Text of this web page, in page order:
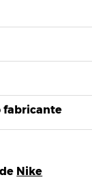
fabricante
Nike